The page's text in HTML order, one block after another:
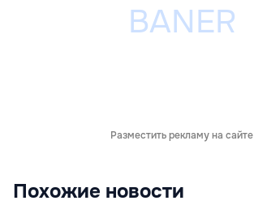
Разместить рекламу на сайте
Похожие новости